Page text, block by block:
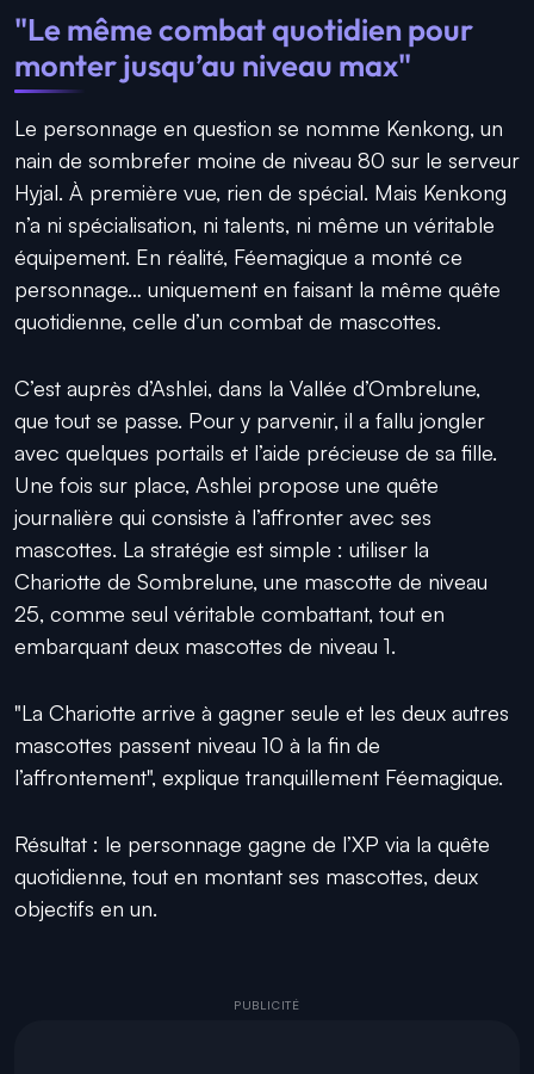
"Le même combat quotidien pour
monter jusqu’au niveau max"
Le personnage en question se nomme Kenkong, un
nain de sombrefer moine de niveau 80 sur le serveur
Hyjal. À première vue, rien de spécial. Mais Kenkong
n’a ni spécialisation, ni talents, ni même un véritable
équipement. En réalité, Féemagique a monté ce
personnage… uniquement en faisant la même quête
quotidienne, celle d’un combat de mascottes.
C’est auprès d’Ashlei, dans la Vallée d’Ombrelune,
que tout se passe. Pour y parvenir, il a fallu jongler
avec quelques portails et l’aide précieuse de sa fille.
Une fois sur place, Ashlei propose une quête
journalière qui consiste à l’affronter avec ses
mascottes. La stratégie est simple : utiliser la
Chariotte de Sombrelune, une mascotte de niveau
25, comme seul véritable combattant, tout en
embarquant deux mascottes de niveau 1.
"La Chariotte arrive à gagner seule et les deux autres
mascottes passent niveau 10 à la fin de
l’affrontement", explique tranquillement Féemagique.
Résultat : le personnage gagne de l’XP via la quête
quotidienne, tout en montant ses mascottes, deux
objectifs en un.